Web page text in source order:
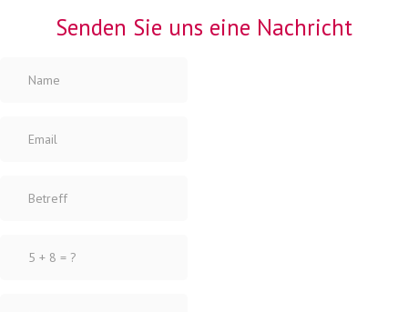
Senden Sie uns eine Nachricht